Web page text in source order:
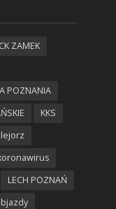
CK ZAMEK
POZNANIA
KKS
LECH POZNAŃ